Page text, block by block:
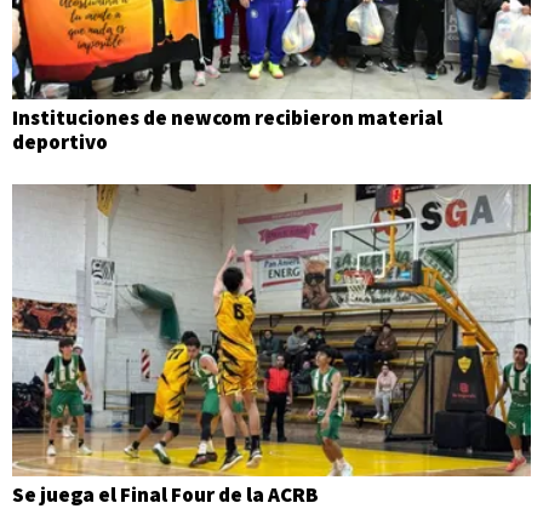
Instituciones de newcom recibieron material
deportivo
Se juega el Final Four de la ACRB